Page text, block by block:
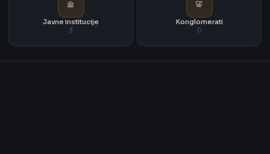
Javne institucije
3
Konglomerati
0